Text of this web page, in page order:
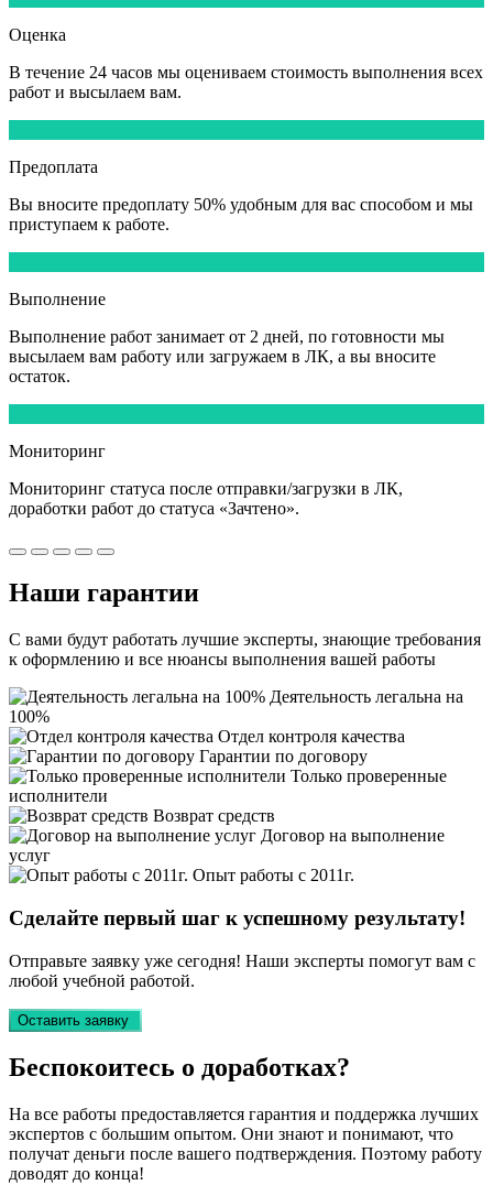
Оценка
В течение 24 часов мы оцениваем стоимость выполнения всех
работ и высылаем вам.
Предоплата
Вы вносите предоплату 50% удобным для вас способом и мы
приступаем к работе.
Выполнение
Выполнение работ занимает от 2 дней, по готовности мы
высылаем вам работу или загружаем в ЛК, а вы вносите
остаток.
Мониторинг
Мониторинг статуса после отправки/загрузки в ЛК,
доработки работ до статуса «Зачтено».
Наши гарантии
С вами будут работать лучшие эксперты, знающие требования
к оформлению и все нюансы выполнения вашей работы
Деятельность легальна на
100%
Отдел контроля качества
Гарантии по договору
Только проверенные
исполнители
Возврат средств
Договор на выполнение
услуг
Опыт работы с 2011г.
Сделайте первый шаг к успешному результату!
Отправьте заявку уже сегодня! Наши эксперты помогут вам с
любой учебной работой.
Оставить заявку
Беспокоитесь о доработках?
На все работы предоставляется гарантия и поддержка лучших
экспертов с большим опытом. Они знают и понимают, что
получат деньги после вашего подтверждения. Поэтому работу
доводят до конца!